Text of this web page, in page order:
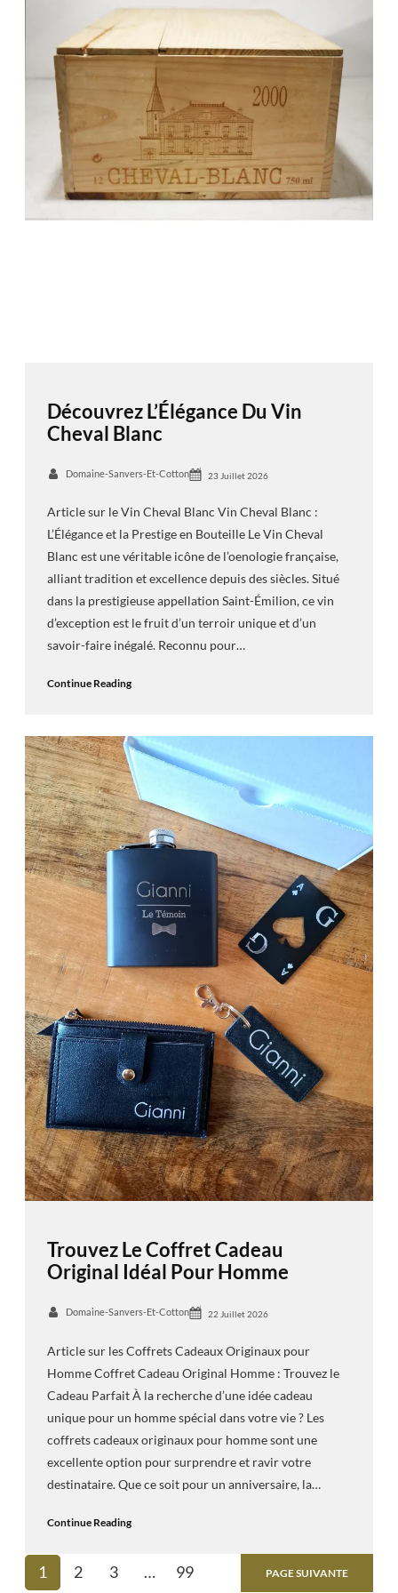
Découvrez L’Élégance Du Vin
Cheval Blanc
Domaine-Sanvers-Et-Cotton 23 Juillet 2026
Article sur le Vin Cheval Blanc Vin Cheval Blanc :
L’Élégance et la Prestige en Bouteille Le Vin Cheval
Blanc est une véritable icône de l’oenologie française,
alliant tradition et excellence depuis des siècles. Situé
dans la prestigieuse appellation Saint-Émilion, ce vin
d’exception est le fruit d’un terroir unique et d’un
savoir-faire inégalé. Reconnu pour…
Continue Reading
Trouvez Le Coffret Cadeau
Original Idéal Pour Homme
Domaine-Sanvers-Et-Cotton 22 Juillet 2026
Article sur les Coffrets Cadeaux Originaux pour
Homme Coffret Cadeau Original Homme : Trouvez le
Cadeau Parfait À la recherche d’une idée cadeau
unique pour un homme spécial dans votre vie ? Les
coffrets cadeaux originaux pour homme sont une
excellente option pour surprendre et ravir votre
destinataire. Que ce soit pour un anniversaire, la…
Continue Reading
1 2 3 … 99 PAGE SUIVANTE